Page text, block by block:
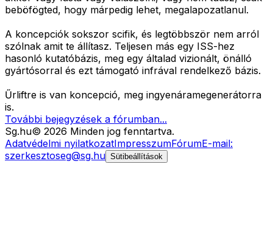
beböfögted, hogy márpedig lehet, megalapozatlanul.
A koncepciók sokszor scifik, és legtöbbször nem arról
szólnak amit te állítasz. Teljesen más egy ISS-hez
hasonló kutatóbázis, meg egy általad vizionált, önálló
gyártósorral és ezt támogató infrával rendelkező bázis.
Űrliftre is van koncepció, meg ingyenáramegenerátorra
is.
További bejegyzések a fórumban...
Sg.hu© 2026 Minden jog fenntartva.
Adatvédelmi nyilatkozatImpresszumFórumE-mail:
szerkesztoseg@sg.hu Sütibeállítások